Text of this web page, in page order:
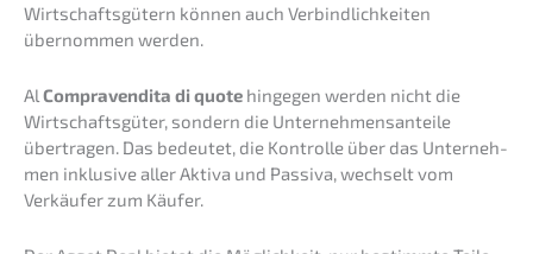
Wirtschafts­gü­tern können auch Verbind­lich­kei­ten
übernom­men werden.
Al Compra­ven­dita di quote hinge­gen werden nicht die
Wirtschafts­gü­ter, sondern die Unter­neh­mens­an­tei­le
übertra­gen. Das bedeu­tet, die Kontrol­le über das Unter­neh­
men inklu­si­ve aller Aktiva und Passi­va, wechselt vom
Verkäu­fer zum Käufer.